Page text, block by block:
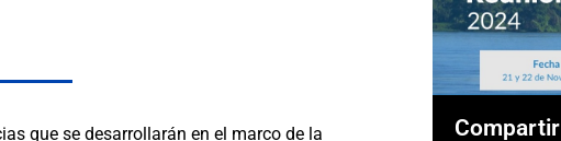
que se desarrollarán en el marco de la
Compartir